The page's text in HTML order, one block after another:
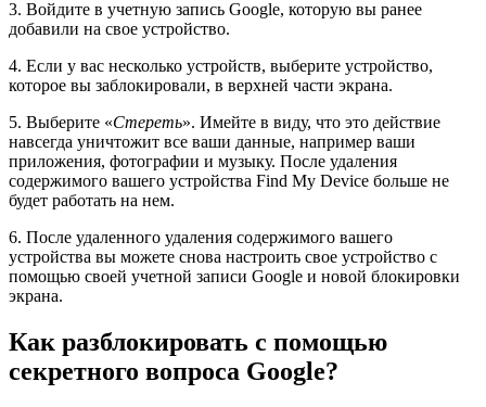
3. Войдите в учетную запись Google, которую вы ранее
добавили на свое устройство.
4. Если у вас несколько устройств, выберите устройство,
которое вы заблокировали, в верхней части экрана.
5. Выберите «Стереть». Имейте в виду, что это действие
навсегда уничтожит все ваши данные, например ваши
приложения, фотографии и музыку. После удаления
содержимого вашего устройства Find My Device больше не
будет работать на нем.
6. После удаленного удаления содержимого вашего
устройства вы можете снова настроить свое устройство с
помощью своей учетной записи Google и новой блокировки
экрана.
Как разблокировать с помощью
секретного вопроса Google?